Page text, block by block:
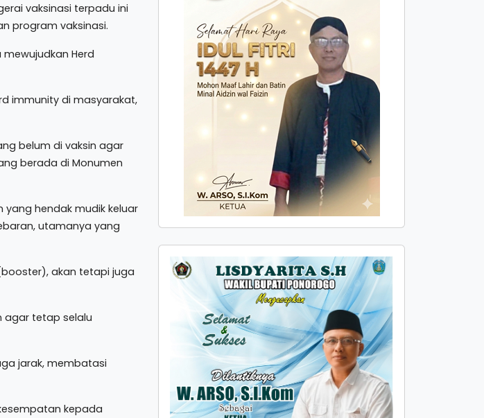
vaksinasi terpadu ini
program vaksinasi.
Herd
immunity di masyarakat,
belum di vaksin agar
berada di Monumen
yang hendak mudik keluar
utamanya yang
akan tetapi juga
agar tetap selalu
jarak, membatasi
kepada